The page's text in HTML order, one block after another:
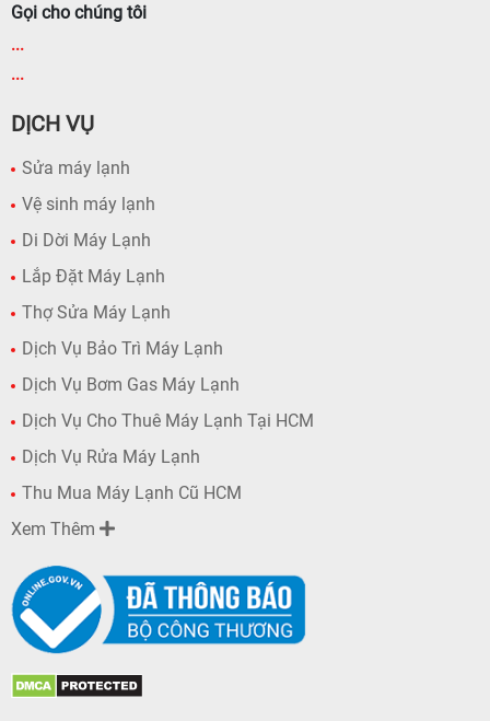
Gọi cho chúng tôi
...
...
DỊCH VỤ
Sửa máy lạnh
Vệ sinh máy lạnh
Di Dời Máy Lạnh
Lắp Đặt Máy Lạnh
Thợ Sửa Máy Lạnh
Dịch Vụ Bảo Trì Máy Lạnh
Dịch Vụ Bơm Gas Máy Lạnh
Dịch Vụ Cho Thuê Máy Lạnh Tại HCM
Dịch Vụ Rửa Máy Lạnh
Thu Mua Máy Lạnh Cũ HCM
Xem Thêm